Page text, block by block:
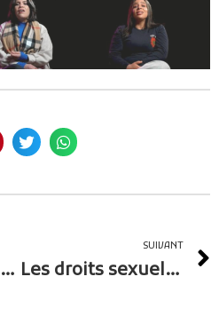
« Accompagnement des mères célibataires dans le cadre de la formation et de l’insertion professionnelle : Atelier de cuisine »
SUIVANT
Les droits sexuels et reproductifs des mères célibataires